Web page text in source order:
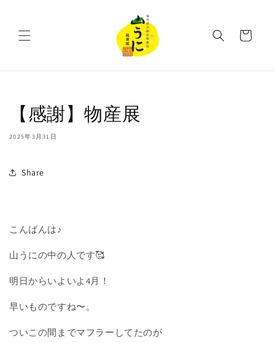
ー
【感謝】物産展
2025年3月31日
Share
こんばんは♪
山うにの中の人です🥰
明日からいよいよ4月！
早いものですね〜。
ついこの間までマフラーしてたのが